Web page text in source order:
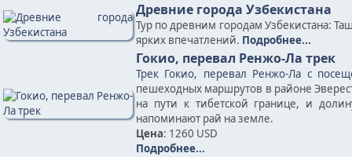
Древние города Узбекистана
Тур по древним городам Узбекистана:
ярких впечатлений. Подробнее...
Гокио, перевал Ренжо-Ла трек
Трек Гокио, перевал Ренжо-Ла с
пешеходных маршрутов в районе
на пути к тибетской границе, и
напоминают рай на земле.
Цена: 1260 USD
Подробнее...